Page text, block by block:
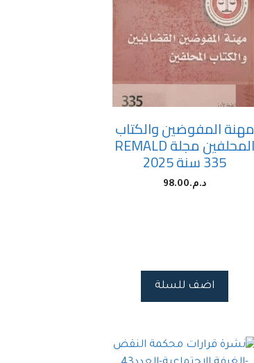
مهنة المفوضين والكتاب
المحلفين مجلة REMALD
335 سنة 2025
د.م.98.00
اضف للسلة